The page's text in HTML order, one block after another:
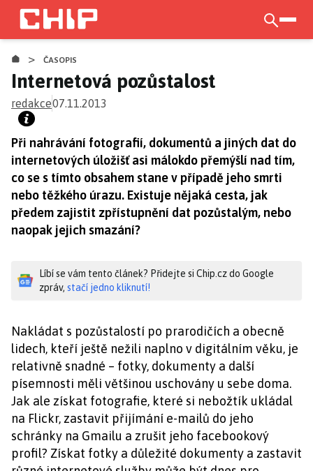
Přejít
hlavnímu
obsahu
> ČASOPIS
Internetová pozůstalost
redakce07.11.2013
Při nahrávání fotografií, dokumentů a jiných dat do
internetových úložišť asi málokdo přemýšlí nad tím,
co se s tímto obsahem stane v případě jeho smrti
nebo těžkého úrazu. Existuje nějaká cesta, jak
předem zajistit zpřístupnění dat pozůstalým, nebo
naopak jejich smazání?
Líbí se vám tento článek? Přidejte si Chip.cz do Google
zpráv, stačí jedno kliknutí!
Nakládat s pozůstalostí po prarodičích a obecně
lidech, kteří ještě nežili naplno v digitálním věku, je
relativně snadné – fotky, dokumenty a další
písemnosti měli většinou uschovány u sebe doma.
Jak ale získat fotografie, které si nebožtík ukládal
na Flickr, zastavit přijímání e-mailů do jeho
schránky na Gmailu a zrušit jeho facebookový
profil? Získat fotky a důležité dokumenty a zastavit